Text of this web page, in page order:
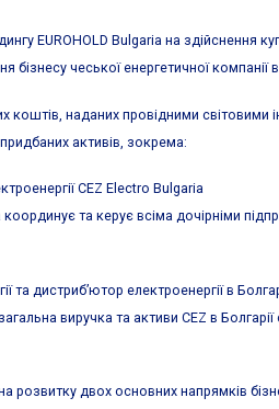
EUROHOLD Bulgaria на здійснення
чеської енергетичної компанії в
наданих провідними світовими
активів, зокрема:
CEZ Electro Bulgaria
та керує всіма дочірніми
та дистриб’ютор електроенергії в
виручка та активи CEZ в
розвитку двох основних напрямків